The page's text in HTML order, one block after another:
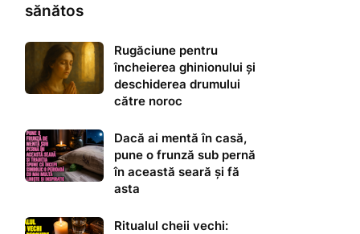
sănătos
Rugăciune pentru
încheierea ghinionului și
deschiderea drumului
către noroc
Dacă ai mentă în casă,
pune o frunză sub pernă
în această seară și fă
asta
Ritualul cheii vechi: